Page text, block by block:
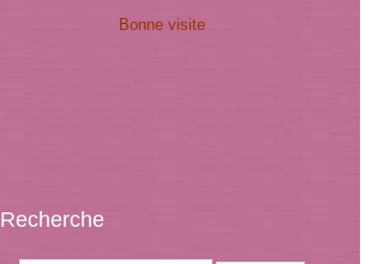
Bonne visite
Recherche